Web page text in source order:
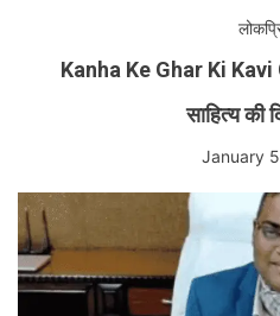
Kanha Ke Ghar Ki Kavi
साहित्य की
January